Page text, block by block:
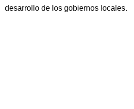
desarrollo de los gobiernos locales.